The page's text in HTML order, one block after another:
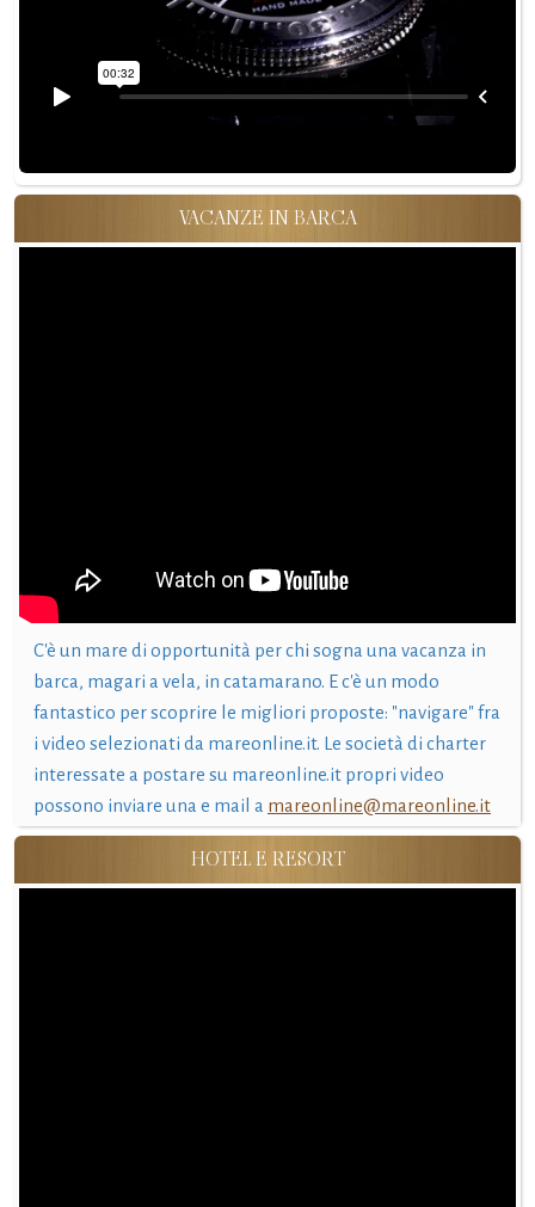
VACANZE IN BARCA
C'è un mare di opportunità per chi sogna una vacanza in
barca, magari a vela, in catamarano. E c'è un modo
fantastico per scoprire le migliori proposte: "navigare" fra
i video selezionati da mareonline.it. Le società di charter
interessate a postare su mareonline.it propri video
possono inviare una e mail a mareonline@mareonline.it
HOTEL E RESORT